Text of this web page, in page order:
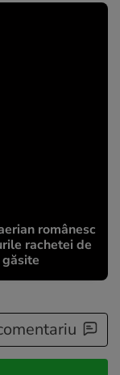
românesc
rachetei de